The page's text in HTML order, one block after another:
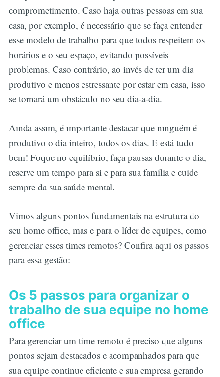
comprometimento. Caso haja outras pessoas em sua
casa, por exemplo, é necessário que se faça entender
esse modelo de trabalho para que todos respeitem os
horários e o seu espaço, evitando possíveis
problemas. Caso contrário, ao invés de ter um dia
produtivo e menos estressante por estar em casa, isso
se tornará um obstáculo no seu dia-a-dia.
Ainda assim, é importante destacar que ninguém é
produtivo o dia inteiro, todos os dias. E está tudo
bem! Foque no equilíbrio, faça pausas durante o dia,
reserve um tempo para si e para sua família e cuide
sempre da sua saúde mental.
Vimos alguns pontos fundamentais na estrutura do
seu home office, mas e para o líder de equipes, como
gerenciar esses times remotos? Confira aqui os passos
para essa gestão:
Os 5 passos para organizar o
trabalho de sua equipe no home
office
Para gerenciar um time remoto é preciso que alguns
pontos sejam destacados e acompanhados para que
sua equipe continue eficiente e sua empresa gerando